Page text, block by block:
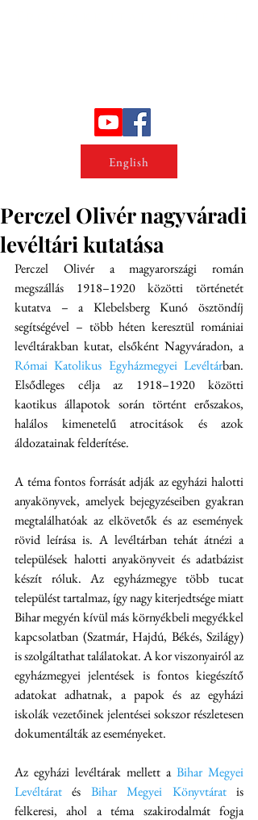
English
Perczel Olivér nagyváradi
levéltári kutatása
Perczel Olivér a magyarországi román
megszállás 1918–1920 közötti történetét
kutatva – a Klebelsberg Kunó ösztöndíj
segítségével – több héten keresztül romániai
levéltárakban kutat, elsőként Nagyváradon, a
Római Katolikus Egyházmegyei Levéltárban.
Elsődleges célja az 1918–1920 közötti
kaotikus állapotok során történt erőszakos,
halálos kimenetelű atrocitások és azok
áldozatainak felderítése.
A téma fontos forrását adják az egyházi halotti
anyakönyvek, amelyek bejegyzéseiben gyakran
megtalálhatóak az elkövetők és az események
rövid leírása is. A levéltárban tehát átnézi a
települések halotti anyakönyveit és adatbázist
készít róluk. Az egyházmegye több tucat
települést tartalmaz, így nagy kiterjedtsége miatt
Bihar megyén kívül más környékbeli megyékkel
kapcsolatban (Szatmár, Hajdú, Békés, Szilágy)
is szolgáltathat találatokat. A kor viszonyairól az
egyházmegyei jelentések is fontos kiegészítő
adatokat adhatnak, a papok és az egyházi
iskolák vezetőinek jelentései sokszor részletesen
dokumentálták az eseményeket.
Az egyházi levéltárak mellett a Bihar Megyei
Levéltárat és Bihar Megyei Könyvtárat is
felkeresi, ahol a téma szakirodalmát fogja